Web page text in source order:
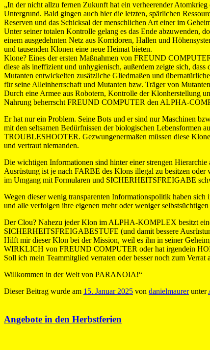
„In der nicht allzu fernen Zukunft hat ein verheerender
Untergrund. Bald gingen auch hier die letzten, spärlichen
Reserven und das Schicksal der menschlichen Art einer im
Unter seiner totalen Kontrolle gelang es das Ende
einem ausgedehnten Netz aus Korridoren, Hallen und
und tausenden Klonen eine neue Heimat bieten.
Klone? Eines der ersten Maßnahmen von FREUND
diese als ineffizient und unhygienisch, außerdem zeigte sich,
Mutanten entwickelten zusätzliche Gliedmaßen und
für seine Alleinherrschaft und Mutanten bzw. Träger von
Durch eine Armee aus Robotern, Kontrolle der Klonherstellung
Nahrung beherrscht FREUND COMPUTER den ALPHA-
Er hat nur ein Problem. Seine Bots und er sind nur Maschinen
mit den seltsamen Bedürfnissen der biologischen
TROUBLESHOOTER. Gezwungenermaßen müssen diese
und vertraut niemanden.
Die wichtigen Informationen sind hinter einer strengen
Ausrüstung ist je nach FARBE des Klons illegal zu besitzen oder
im Umgang mit Formularen und SICHERHEITSFREIGABE
Wegen dieser wenig transparenten Informationspolitik haben
und alle verfolgen ihre eigenen mehr oder weniger
Der Clou? Nahezu jeder Klon im ALPHA-KOMPLEX besitzt
SICHERHEITSFREIGABESTUFE (und damit bessere
Hilft mir dieser Klon bei der Mission, weil es ihn in seiner
WIRKLICH von FREUND COMPUTER oder hat irgendein
Soll ich mein Teammitglied verraten oder besser noch zum
Willkommen in der Welt von PARANOIA!“
Dieser Beitrag wurde am 15. Januar 2025 von danielmaurerunter
Angebote in den Herbstferien